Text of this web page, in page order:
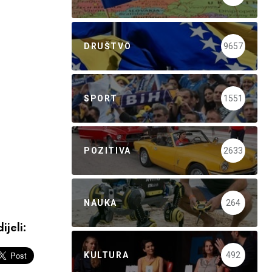
DRUŠTVO 9657
SPORT 1551
POZITIVA 2633
NAUKA 264
KULTURA 492